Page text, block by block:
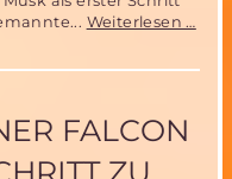
Weiterlesen …
FALCON
ZU